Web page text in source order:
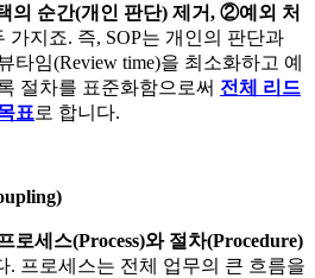
의 순간(개인 판단) 제거, ②예외 처
가지죠. 즉, SOP는 개인의 판단과
타임(Review time)을 최소화하고 예
절차를 표준화함으로써 전체 리드
표로 합니다.
로세스(Process)와 절차(Procedure)
. 프로세스는 전체 업무의 큰 흐름을